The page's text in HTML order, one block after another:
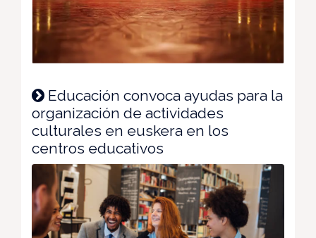
Educación convoca ayudas para la
organización de actividades
culturales en euskera en los
centros educativos